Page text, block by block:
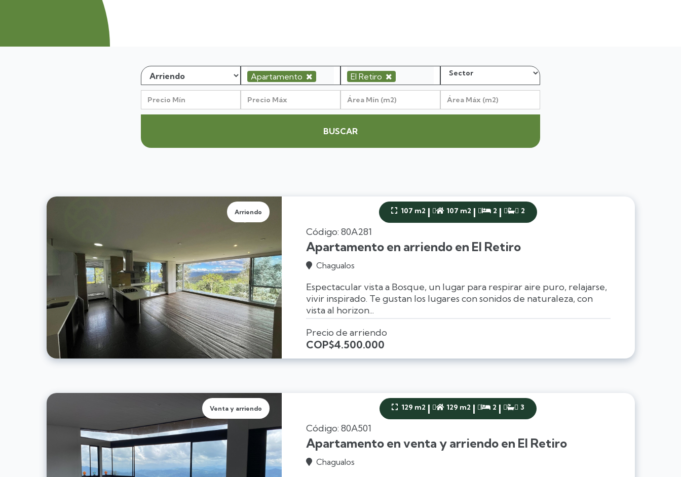
Apartamento El Retiro
BUSCAR
Arriendo  107 m2 |  107 m2 |  2 |  2
Código: 80A281
Apartamento en arriendo en El Retiro
 Chagualos
Espectacular vista a Bosque, un lugar para respirar aire puro, relajarse,
vivir inspirado. Te gustan los lugares con sonidos de naturaleza, con
vista al horizon...
Precio de arriendo
COP$4.500.000
Venta y arriendo  129 m2 |  129 m2 |  2 |  3
Código: 80A501
Apartamento en venta y arriendo en El Retiro
 Chagualos